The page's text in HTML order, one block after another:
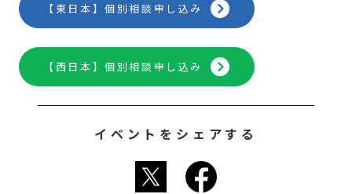
【東日本】個別相談申し込み
【西日本】個別相談申し込み
イベントをシェアする